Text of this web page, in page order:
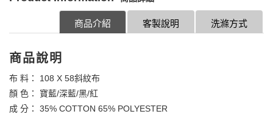
洗滌方式
客製說明
商品介紹
商品說明
布 料： 108 X 58斜紋布
顏 色： 寶藍/深藍/黑/紅
成 分： 35% COTTON 65% POLYESTER